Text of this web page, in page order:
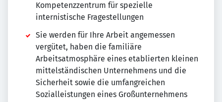
Kompetenzzentrum für spezielle
internistische Fragestellungen
Sie werden für Ihre Arbeit angemessen
vergütet, haben die familiäre
Arbeitsatmosphäre eines etablierten kleinen
mittelständischen Unternehmens und die
Sicherheit sowie die umfangreichen
Sozialleistungen eines Großunternehmens